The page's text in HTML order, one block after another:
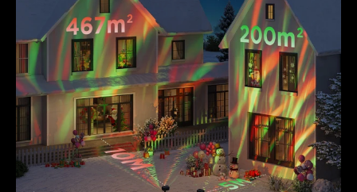
Os clientes mencionam Negativo
Resumo：
Gerado por IA a partir do texto das avaliações dos
clientes